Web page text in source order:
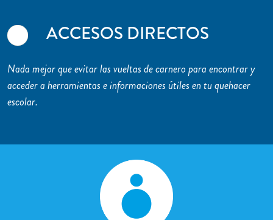
ACCESOS DIRECTOS
Nada mejor que evitar las vueltas de carnero para encontrar y
acceder a herramientas e informaciones útiles en tu quehacer
escolar.